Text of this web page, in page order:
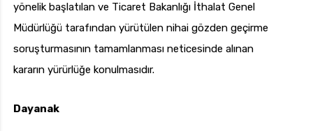
yönelik başlatılan ve Ticaret Bakanlığı İthalat Genel
Müdürlüğü tarafından yürütülen nihai gözden geçirme
soruşturmasının tamamlanması neticesinde alınan
kararın yürürlüğe konulmasıdır.
Dayanak